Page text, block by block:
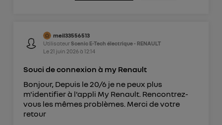
meil33556513
UtilisateurScenic E-Tech électrique - RENAULT
Le 21 juin 2026à 12:14
Souci de connexion à my Renault
Bonjour, Depuis le 20/6 je ne peux plus
m'identifier à l'appli My Renault. Rencontrez-
vous les mêmes problèmes. Merci de votre
retour